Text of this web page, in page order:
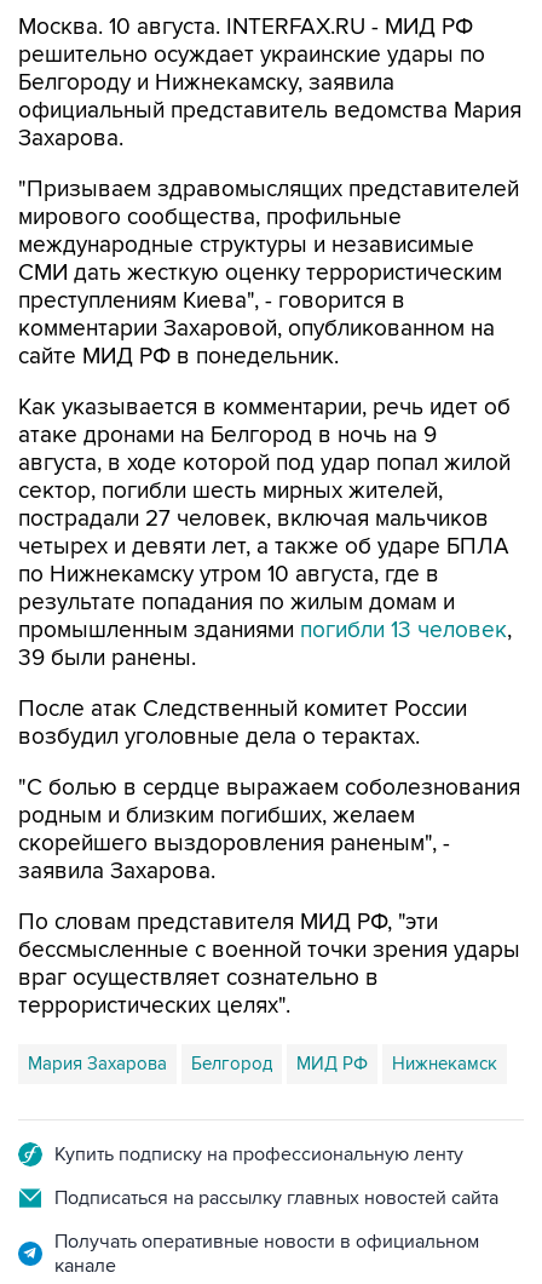
Москва. 10 августа. INTERFAX.RU - МИД РФ
решительно осуждает украинские удары по
Белгороду и Нижнекамску, заявила
официальный представитель ведомства Мария
Захарова.
"Призываем здравомыслящих представителей
мирового сообщества, профильные
международные структуры и независимые
СМИ дать жесткую оценку террористическим
преступлениям Киева", - говорится в
комментарии Захаровой, опубликованном на
сайте МИД РФ в понедельник.
Как указывается в комментарии, речь идет об
атаке дронами на Белгород в ночь на 9
августа, в ходе которой под удар попал жилой
сектор, погибли шесть мирных жителей,
пострадали 27 человек, включая мальчиков
четырех и девяти лет, а также об ударе БПЛА
по Нижнекамску утром 10 августа, где в
результате попадания по жилым домам и
промышленным зданиями погибли 13 человек,
39 были ранены.
После атак Следственный комитет России
возбудил уголовные дела о терактах.
"С болью в сердце выражаем соболезнования
родным и близким погибших, желаем
скорейшего выздоровления раненым", -
заявила Захарова.
По словам представителя МИД РФ, "эти
бессмысленные с военной точки зрения удары
враг осуществляет сознательно в
террористических целях".
Мария Захарова Белгород МИД РФ Нижнекамск
Купить подписку на профессиональную ленту
Подписаться на рассылку главных новостей сайта
Получать оперативные новости в официальном
канале